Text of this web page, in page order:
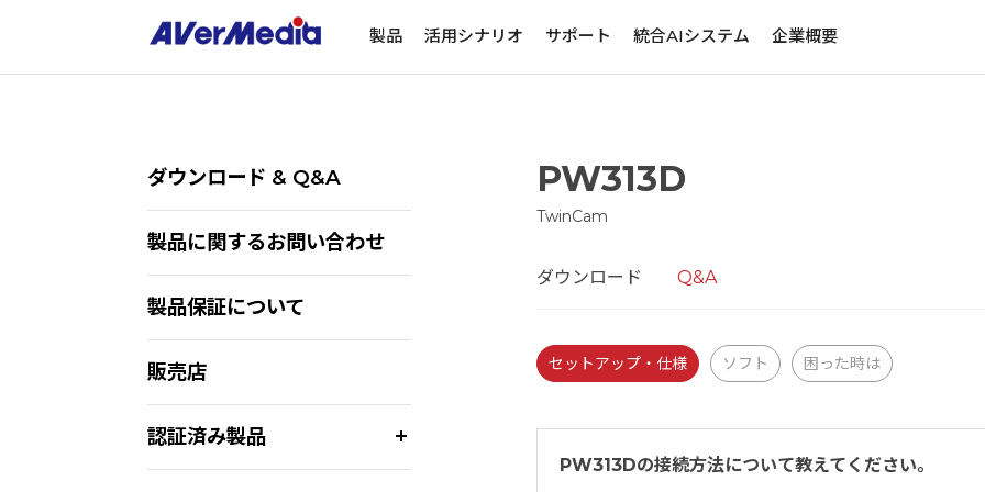
製品 活用シナリオ サポート 統合AIシステム 企業概要
ダウンロード & Q&A
製品に関するお問い合わせ
製品保証について
販売店
認証済み製品
PW313D
TwinCam
ダウンロード Q&A
セットアップ・仕様 ソフト 困った時は
PW313Dの接続方法について教えてください。